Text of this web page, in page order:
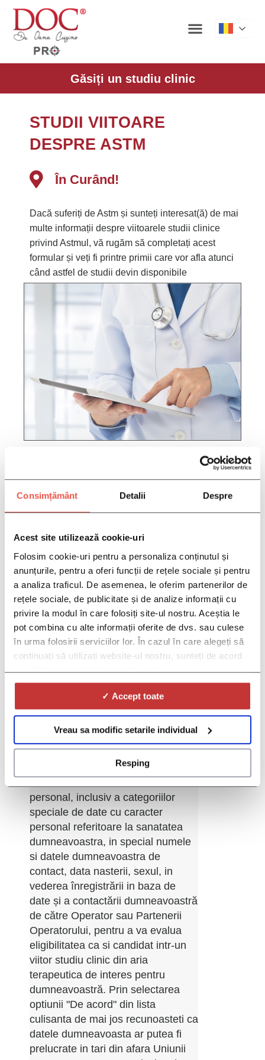
Consimțământ Detalii Despre
Acest site utilizează cookie-uri
Folosim cookie-uri pentru a personaliza conținutul și
anunțurile, pentru a oferi funcții de rețele sociale și pentru
a analiza traficul. De asemenea, le oferim partenerilor de
rețele sociale, de publicitate și de analize informații cu
privire la modul în care folosiți site-ul nostru. Aceștia le
pot combina cu alte informații oferite de dvs. sau culese
în urma folosirii serviciilor lor. În cazul în care alegeți să
continuați să utilizați website-ul nostru, sunteți de acord
cu utilizarea modulelor noastre cookie.
✓ Accept toate
Vreau sa modific setarile individual
Resping
Găsiți un studiu clinic
STUDII VIITOARE
DESPRE ASTM
În Curând!
Dacă suferiți de Astm și sunteți interesat(ă) de mai
multe informații despre viitoarele studii clinice
privind Astmul, vă rugăm să completați acest
formular și veți fi printre primii care vor afla atunci
când astfel de studii devin disponibile
DVS. AICI:
*CAMPURILE DE MAI JOS SUNT
PUTEM CONTACTA
*Gen:
din lista culisanta de mai jos va dati
consimtamantul pentru prelucrarea
de către Red Lion SRL
administrează platformele DOC și
DOC PRO, a datelor
personal, inclusiv a categoriilor
speciale de date cu caracter
personal referitoare la sanatatea
dumneavoastra, in special numele
si datele dumneavoastra de
contact, data nasterii, sexul, in
vederea înregistrării in baza de
date și a contactării dumneavoastră
de către Operator sau Partenerii
Operatorului, pentru a va evalua
eligibilitatea ca si candidat intr-un
viitor studiu clinic din aria
terapeutica de interes pentru
dumneavoastră. Prin selectarea
optiunii "De acord" din lista
culisanta de mai jos recunoasteti ca
datele dumneavoasta ar putea fi
prelucrate in tari din afara Uniunii